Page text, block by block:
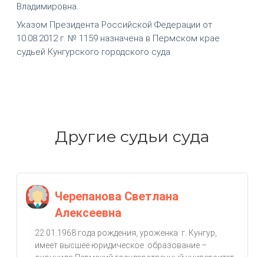
Владимировна.
Указом Президента Российской Федерации от
10.08.2012 г. № 1159 назначена в Пермском крае
судьей Кунгурского городского суда.
Другие судьи суда
Черепанова Светлана
Алексеевна
22.01.1968 года рождения, уроженка г. Кунгур,
имеет высшее юридическое образование –